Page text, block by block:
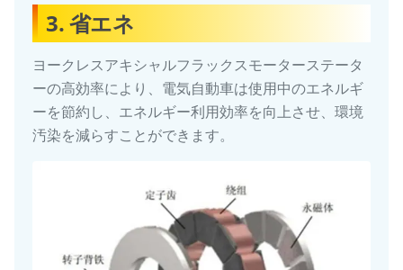
3. 省エネ
ヨークレスアキシャルフラックスモーターステータ
ーの高効率により、電気自動車は使用中のエネルギ
ーを節約し、エネルギー利用効率を向上させ、環境
汚染を減らすことができます。